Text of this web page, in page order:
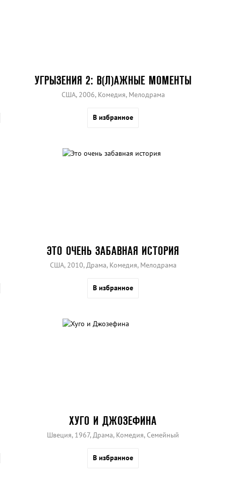
УГРЫЗЕНИЯ 2: В(Л)АЖНЫЕ МОМЕНТЫ
США, 2006, Комедия, Мелодрама
В избранное
ЭТО ОЧЕНЬ ЗАБАВНАЯ ИСТОРИЯ
США, 2010, Драма, Комедия, Мелодрама
В избранное
ХУГО И ДЖОЗЕФИНА
Швеция, 1967, Драма, Комедия, Семейный
В избранное